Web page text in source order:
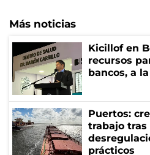
Más noticias
Kicillof en
recursos
bancos, a
Puertos:
trabajo tras
prácticos